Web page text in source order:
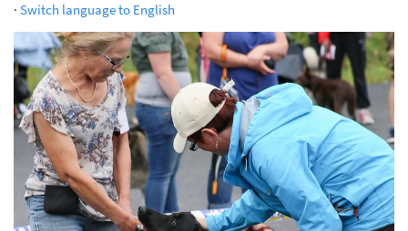
· Switch language to English